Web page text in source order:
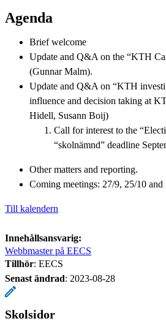
Agenda
Brief welcome
Update and Q&A on the “KTH
(Gunnar Malm).
Update and Q&A on “KTH
influence and decision taking at
Hidell, Susann Boij)
Call for interest to the
“skolnämnd” deadline
Other matters and reporting.
Coming meetings: 27/9, 25/10 and
Till kalendern
Innehållsansvarig:
Webbmaster på EECS
Tillhör: EECS
Senast ändrad: 2023-08-28
Skolsidor